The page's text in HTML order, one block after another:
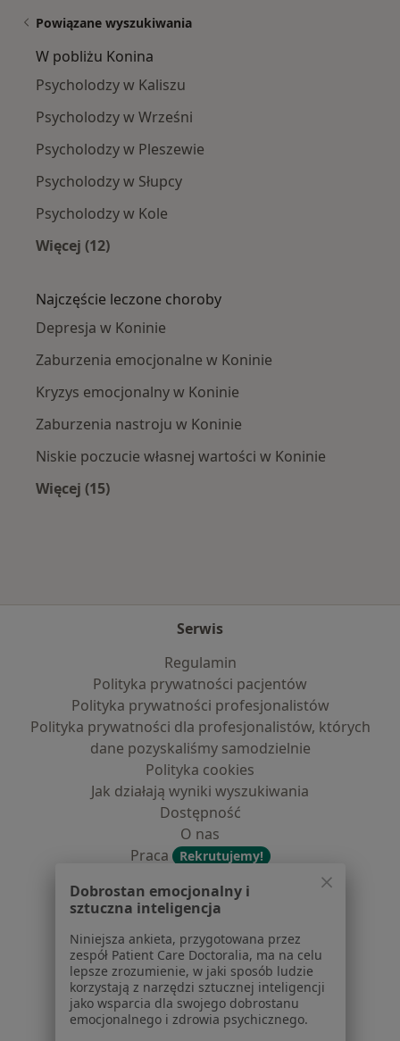
Powiązane wyszukiwania
W pobliżu Konina
Psycholodzy w Kaliszu
Psycholodzy w Wrześni
Psycholodzy w Pleszewie
Psycholodzy w Słupcy
Psycholodzy w Kole
Więcej (12)
Najczęście leczone choroby
Depresja w Koninie
Zaburzenia emocjonalne w Koninie
Kryzys emocjonalny w Koninie
Zaburzenia nastroju w Koninie
Niskie poczucie własnej wartości w Koninie
Więcej (15)
Serwis
Regulamin
Polityka prywatności pacjentów
Polityka prywatności profesjonalistów
Polityka prywatności dla profesjonalistów, których
dane pozyskaliśmy samodzielnie
Polityka cookies
Jak działają wyniki wyszukiwania
Dostępność
O nas
Praca
Rekrutujemy!
Centrum prasowe
Kontakt
Dla pacjentów
Lekarze
Placówki medyczne
Pytania i odpowiedzi
Dobrostan emocjonalny i
sztuczna inteligencja
Niniejsza ankieta, przygotowana przez
zespół Patient Care Doctoralia, ma na celu
lepsze zrozumienie, w jaki sposób ludzie
korzystają z narzędzi sztucznej inteligencji
jako wsparcia dla swojego dobrostanu
emocjonalnego i zdrowia psychicznego.